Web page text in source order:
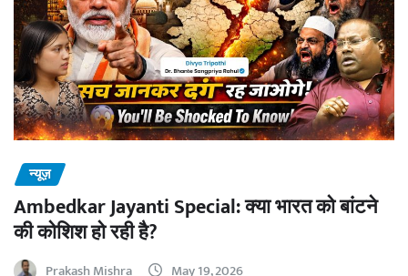
न्यूज़
Ambedkar Jayanti Special: क्या भारत को बांटने
की कोशिश हो रही है?
Prakash Mishra May 19, 2026